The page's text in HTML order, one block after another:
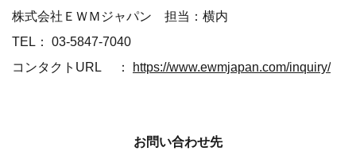
株式会社ＥＷＭジャパン 担当：横内
TEL： 03-5847-7040
コンタクトURL ： https://www.ewmjapan.com/inquiry/
お問い合わせ先